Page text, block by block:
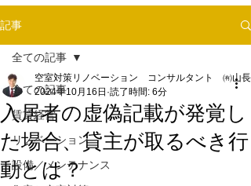
記事
全ての記事
賃貸経営
リノベーション
設備／メンテナンス
全ての記事
入居者の虚偽記載が発覚し
た場合、貸主が取るべき行
動とは？
空室対策リノベーション コンサルタント ㈲山長
2024年10月16日 読了時間: 6分